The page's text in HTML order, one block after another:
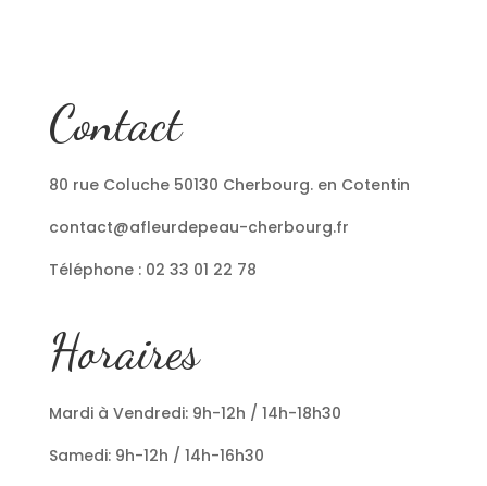
Contact
80 rue Coluche 50130 Cherbourg. en Cotentin
contact@afleurdepeau-cherbourg.fr
Téléphone : 02 33 01 22 78
Horaires
Mardi à Vendredi: 9h-12h / 14h-18h30
Samedi: 9h-12h / 14h-16h30